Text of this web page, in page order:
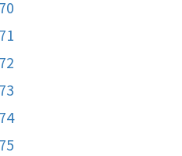
70
71
72
73
74
75